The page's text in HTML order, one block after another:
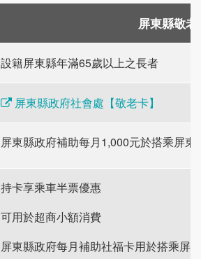
屏東縣敬老
設籍屏東縣年滿65歲以上之長者
屏東縣政府社會處【敬老卡】
屏東縣政府補助每月1,000元於搭乘屏
持卡享乘車半票優惠
可用於超商小額消費
屏東縣政府每月補助社福卡用於搭乘屏